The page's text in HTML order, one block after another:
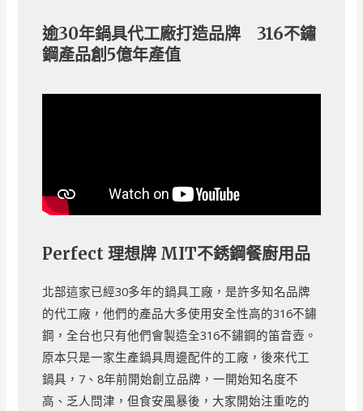
逾30年鍋具代工廠打造品牌 316不鏽
鋼產品創5億年產值
Perfect 理想牌 MIT不銹鋼餐廚用品
北部這家已經30多年的鍋具工廠，是許多知名品牌
的代工廠，他們的產品大多使用安全性高的316不鏽
鋼，全台也只有他們會製造全316不鏽鋼的笛音壺。
原本只是一家生產鍋具周邊配件的工廠，後來代工
鍋具，7、8年前開始創立品牌，一開始知名度不
高、乏人問津，但食安風暴後，大家開始注重吃的